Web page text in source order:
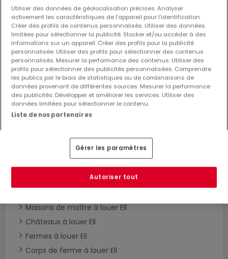
Maisons à louer à Leuze-en-Hainaut
Modifiez vos critères de recherche pour plus
de résultats
Type de maisons en location à Ell
Maisons à louer Ell
Maisons individuelles à louer Ell
Maisons mitoyennes à louer Ell
Maisons jumelées à louer Ell
Maisons de maître à louer Ell
Châteaux à louer Ell
Fermes à louer Ell
Corps de ferme à louer Ell
Utiliser des données de géolocalisation précises. Analyser
activement les caractéristiques de l’appareil pour l’identification.
Créer des profils de contenus personnalisés. Utiliser des données
limitées pour sélectionner la publicité. Stocker et/ou accéder à des
informations sur un appareil. Créer des profils pour la publicité
personnalisée. Utiliser des profils pour sélectionner des contenus
personnalisés. Mesurer la performance des contenus. Utiliser des
profils pour sélectionner des publicités personnalisées. Comprendre
les publics par le biais de statistiques ou de combinaisons de
données provenant de différentes sources. Mesurer la performance
des publicités. Développer et améliorer les services. Utiliser des
données limitées pour sélectionner le contenu.
Liste de nos partenaires
Gérer les paramètres
Autoriser tout